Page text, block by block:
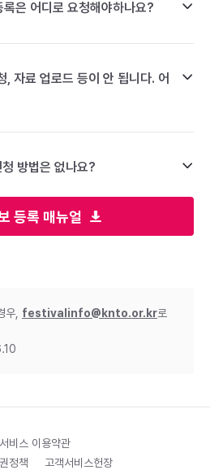
등록 매뉴얼
은 어디로 요청해야하나요?
, 자료 업로드 등이 안 됩니다. 어
방법은 없나요?
우, festivalinfo@knto.or.kr로
비스 이용약관
정책 고객서비스헌장